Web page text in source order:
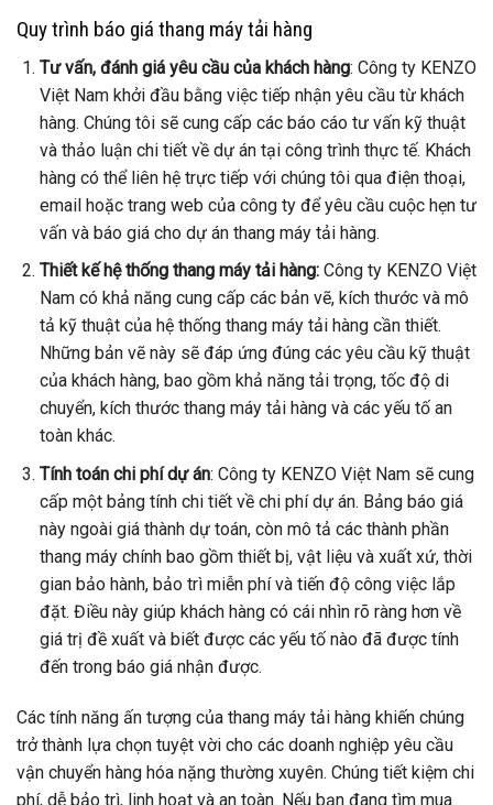
Quy trình báo giá thang máy tải hàng
Tư vấn, đánh giá yêu cầu của khách hàng: Công ty KENZO
Việt Nam khởi đầu bằng việc tiếp nhận yêu cầu từ khách
hàng. Chúng tôi sẽ cung cấp các báo cáo tư vấn kỹ thuật
và thảo luận chi tiết về dự án tại công trình thực tế. Khách
hàng có thể liên hệ trực tiếp với chúng tôi qua điện thoại,
email hoặc trang web của công ty để yêu cầu cuộc hẹn tư
vấn và báo giá cho dự án thang máy tải hàng.
Thiết kế hệ thống thang máy tải hàng:Công ty KENZO Việt
Nam có khả năng cung cấp các bản vẽ, kích thước và mô
tả kỹ thuật của hệ thống thang máy tải hàng cần thiết.
Những bản vẽ này sẽ đáp ứng đúng các yêu cầu kỹ thuật
của khách hàng, bao gồm khả năng tải trọng, tốc độ di
chuyển, kích thước thang máy tải hàng và các yếu tố an
toàn khác.
Tính toán chi phí dự án: Công ty KENZO Việt Nam sẽ cung
cấp một bảng tính chi tiết về chi phí dự án. Bảng báo giá
này ngoài giá thành dự toán, còn mô tả các thành phần
thang máy chính bao gồm thiết bị, vật liệu và xuất xứ, thời
gian bảo hành, bảo trì miễn phí và tiến độ công việc lắp
đặt. Điều này giúp khách hàng có cái nhìn rõ ràng hơn về
giá trị đề xuất và biết được các yếu tố nào đã được tính
đến trong báo giá nhận được.
Các tính năng ấn tượng của thang máy tải hàng khiến chúng
trở thành lựa chọn tuyệt vời cho các doanh nghiệp yêu cầu
vận chuyển hàng hóa nặng thường xuyên. Chúng tiết kiệm chi
phí, dễ bảo trì, linh hoạt và an toàn. Nếu bạn đang tìm mua